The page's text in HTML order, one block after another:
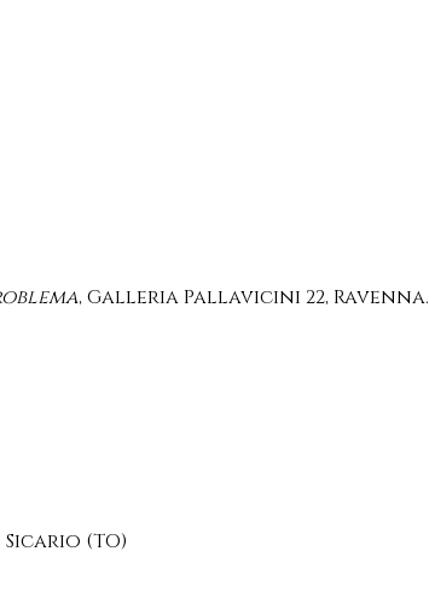
, Galleria Pallavicini 22, Ravenna.
(TO)